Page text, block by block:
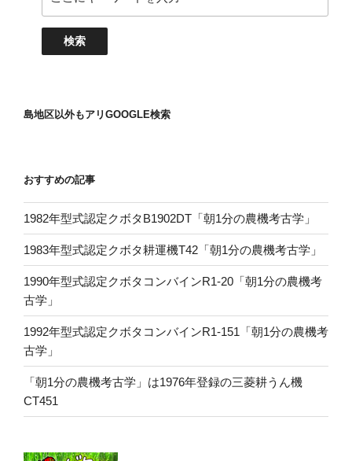
島地区以外もアリGOOGLE検索
おすすめの記事
1982年型式認定クボタB1902DT「朝1分の農機考古学」
1983年型式認定クボタ耕運機T42「朝1分の農機考古学」
1990年型式認定クボタコンバインR1-20「朝1分の農機考
古学」
1992年型式認定クボタコンバインR1-151「朝1分の農機考
古学」
「朝1分の農機考古学」は1976年登録の三菱耕うん機
CT451